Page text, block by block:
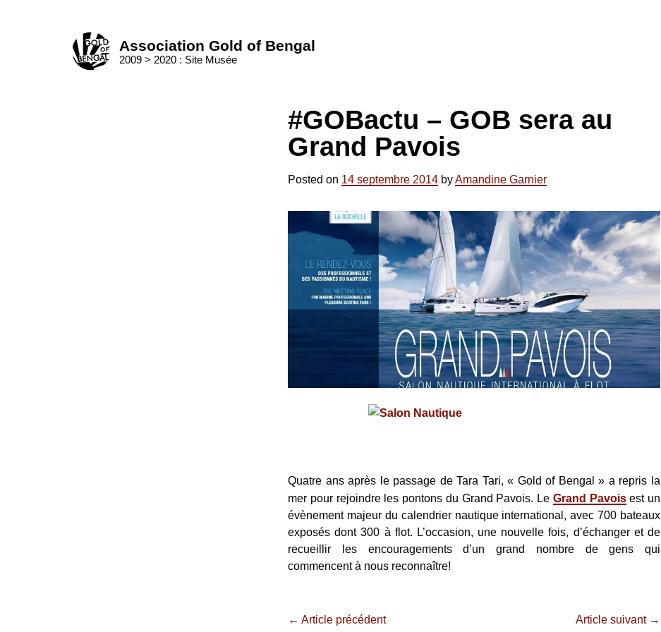
Association Gold of Bengal
2009 > 2020 : Site Musée
#GOBactu – GOB sera au
Grand Pavois
Posted on 14 septembre 2014 byAmandine Garnier
Quatre ans après le passage de Tara Tari, « Gold of Bengal » a repris la
mer pour rejoindre les pontons du Grand Pavois. Le Grand Pavoisest un
évènement majeur du calendrier nautique international, avec 700 bateaux
exposés dont 300 à flot. L’occasion, une nouvelle fois, d’échanger et de
recueillir les encouragements d’un grand nombre de gens qui
commencent à nous reconnaître!
← Article précédent Article suivant →